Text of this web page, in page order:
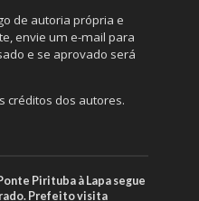
de autoria própria e
envie um e-mail para
e se aprovado será
créditos dos autores.
Pirituba à Lapa segue
Prefeito visita